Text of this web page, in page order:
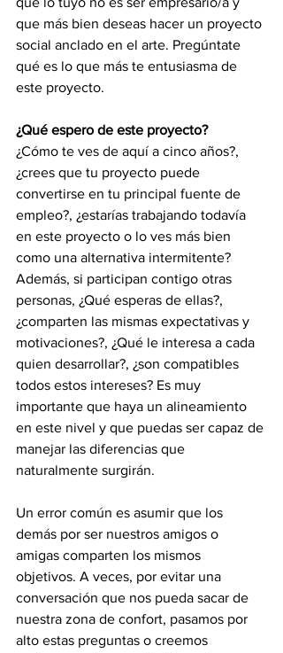
que más bien deseas hacer un proyecto
social anclado en el arte. Pregúntate
qué es lo que más te entusiasma de
este proyecto.
¿Qué espero de este proyecto?
¿Cómo te ves de aquí a cinco años?,
¿crees que tu proyecto puede
convertirse en tu principal fuente de
empleo?, ¿estarías trabajando todavía
en este proyecto o lo ves más bien
como una alternativa intermitente?
Además, si participan contigo otras
personas, ¿Qué esperas de ellas?,
¿comparten las mismas expectativas y
motivaciones?, ¿Qué le interesa a cada
quien desarrollar?, ¿son compatibles
todos estos intereses? Es muy
importante que haya un alineamiento
en este nivel y que puedas ser capaz de
manejar las diferencias que
naturalmente surgirán.
Un error común es asumir que los
demás por ser nuestros amigos o
amigas comparten los mismos
objetivos. A veces, por evitar una
conversación que nos pueda sacar de
nuestra zona de confort, pasamos por
alto estas preguntas o creemos